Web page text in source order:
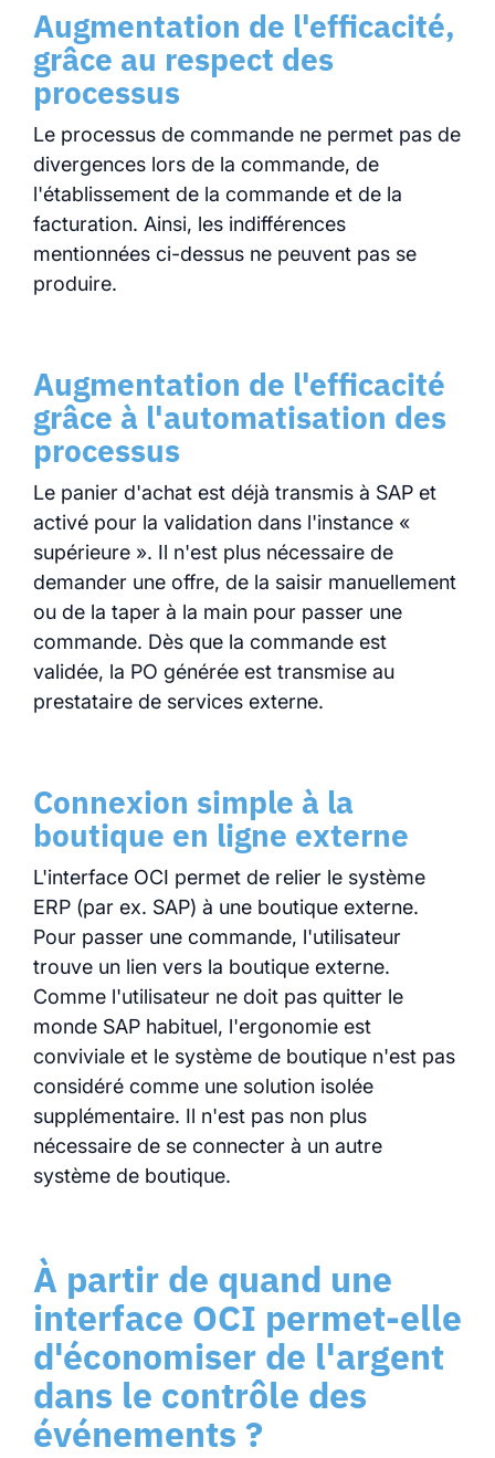
Augmentation de l'efficacité,
grâce au respect des
processus
Le processus de commande ne permet pas de
divergences lors de la commande, de
l'établissement de la commande et de la
facturation. Ainsi, les indifférences
mentionnées ci-dessus ne peuvent pas se
produire.
Augmentation de l'efficacité
grâce à l'automatisation des
processus
Le panier d'achat est déjà transmis à SAP et
activé pour la validation dans l'instance «
supérieure ». Il n'est plus nécessaire de
demander une offre, de la saisir manuellement
ou de la taper à la main pour passer une
commande. Dès que la commande est
validée, la PO générée est transmise au
prestataire de services externe.
Connexion simple à la
boutique en ligne externe
L'interface OCI permet de relier le système
ERP (par ex. SAP) à une boutique externe.
Pour passer une commande, l'utilisateur
trouve un lien vers la boutique externe.
Comme l'utilisateur ne doit pas quitter le
monde SAP habituel, l'ergonomie est
conviviale et le système de boutique n'est pas
considéré comme une solution isolée
supplémentaire. Il n'est pas non plus
nécessaire de se connecter à un autre
système de boutique.
À partir de quand une
interface OCI permet-elle
d'économiser de l'argent
dans le contrôle des
événements ?